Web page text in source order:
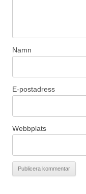
Namn
E-postadress
Webbplats